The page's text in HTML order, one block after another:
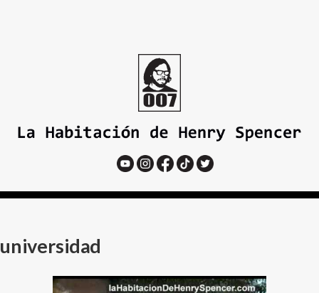
universidad